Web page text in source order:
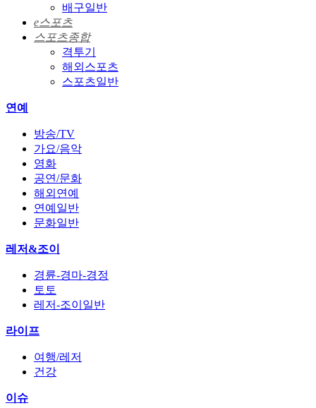
배구일반
e스포츠
스포츠종합
격투기
해외스포츠
스포츠일반
연예
방송/TV
가요/음악
영화
공연/문화
해외연예
연예일반
문화일반
레저&조이
경륜-경마-경정
토토
레저-조이일반
라이프
여행/레저
건강
이슈